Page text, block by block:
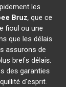
les
Bruz, que ce
fioul ou une
que les délais
assurons de
brefs délais.
des garanties
d'esprit.